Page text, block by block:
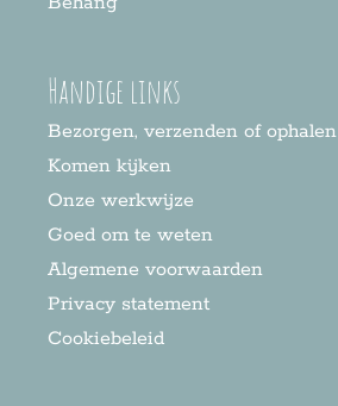
Handige links
Bezorgen, verzenden of ophalen
Komen kijken
Onze werkwijze
Goed om te weten
Algemene voorwaarden
Privacy statement
Cookiebeleid